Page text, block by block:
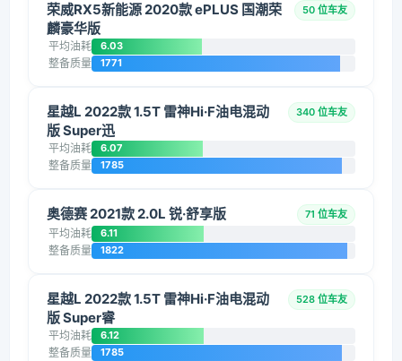
荣威RX5新能源 2020款 ePLUS 国潮荣
麟豪华版
50 位车友
平均油耗 6.03
整备质量 1771
星越L 2022款 1.5T 雷神Hi·F油电混动
版 Super迅
340 位车友
平均油耗 6.07
整备质量 1785
奥德赛 2021款 2.0L 锐·舒享版 71 位车友
平均油耗 6.11
整备质量 1822
星越L 2022款 1.5T 雷神Hi·F油电混动
版 Super睿
528 位车友
平均油耗 6.12
整备质量 1785